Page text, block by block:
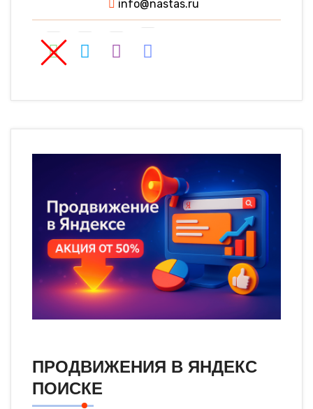
info@nastas.ru
ПРОДВИЖЕНИЯ В ЯНДЕКС
ПОИСКЕ